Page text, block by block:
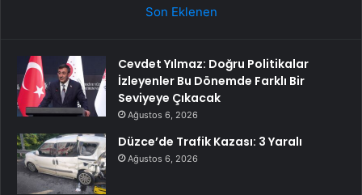
Son Eklenen
Cevdet Yılmaz: Doğru Politikalar
İzleyenler Bu Dönemde Farklı Bir
Seviyeye Çıkacak
Ağustos 6, 2026
Düzce’de Trafik Kazası: 3 Yaralı
Ağustos 6, 2026